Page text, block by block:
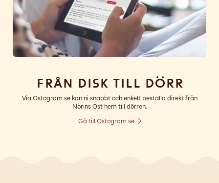
Från disk till dörr
Via Ostogram.se kan ni snabbt och enkelt beställa direkt från
Norins Ost hem till dörren.
Gå till Ostogram.se